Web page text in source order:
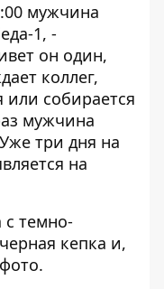
мужчина
1, -
он один,
коллег,
или собирается
мужчина
три дня на
на
с темно-
кепка и,